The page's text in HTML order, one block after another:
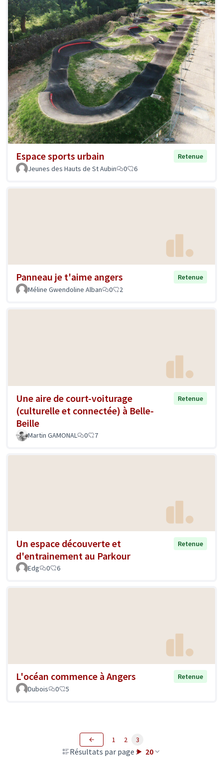
Espace sports urbain
Retenue
Jeunes des Hauts de St Aubin
0 6
Panneau je t'aime angers
Retenue
Méline Gwendoline Alban
0 2
Une aire de court-voiturage
(culturelle et connectée) à Belle-
Beille
Retenue
Martin GAMONAL 0 7
Un espace découverte et
d'entrainement au Parkour
Retenue
Edg 0 6
L'océan commence à Angers
Retenue
Dubois
0 5
Résultats par page : 20
1 2 3